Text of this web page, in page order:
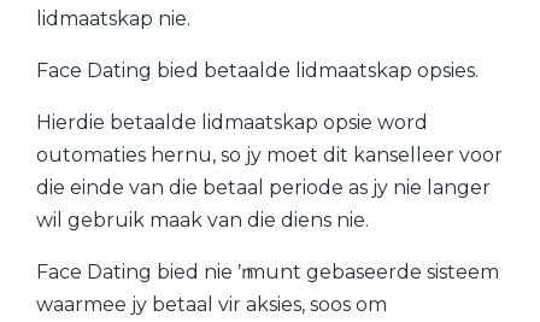
lidmaatskap nie.
Face Dating bied betaalde lidmaatskap opsies.
Hierdie betaalde lidmaatskap opsie word
outomaties hernu, so jy moet dit kanselleer voor
die einde van die betaal periode as jy nie langer
wil gebruik maak van die diens nie.
Face Dating bied nie ŉ munt gebaseerde sisteem
waarmee jy betaal vir aksies, soos om